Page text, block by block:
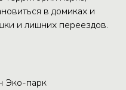
в домиках и
и лишних переездов.
Эко-парк